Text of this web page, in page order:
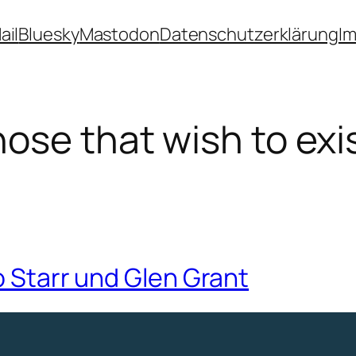
BlueskyMastodonDatenschutzerklärung
that wish to
und Glen Grant